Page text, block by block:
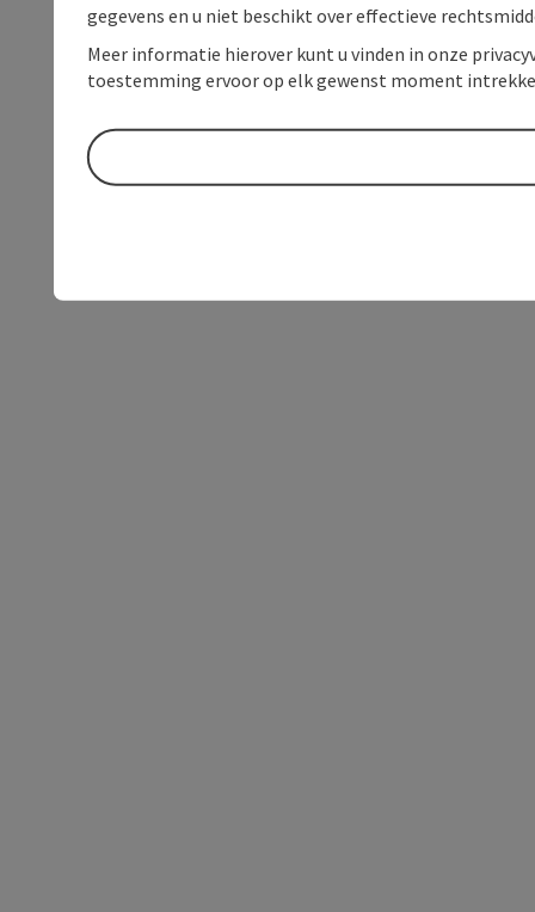
gegevens en u niet beschikt over effectieve
Meer informatie hierover kunt u vinden in onze
toestemming ervoor op elk gewenst moment